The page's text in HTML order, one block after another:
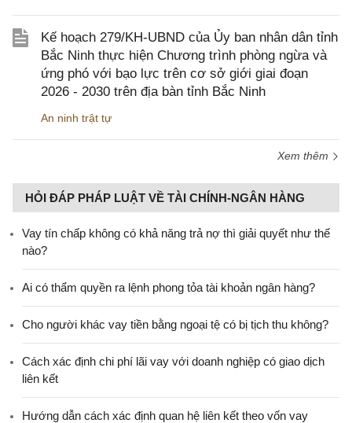
Kế hoạch 279/KH-UBND của Ủy ban nhân dân tỉnh
Bắc Ninh thực hiện Chương trình phòng ngừa và
ứng phó với bạo lực trên cơ sở giới giai đoạn
2026 - 2030 trên địa bàn tỉnh Bắc Ninh
An ninh trật tự
Xem thêm
HỎI ĐÁP PHÁP LUẬT VỀ TÀI CHÍNH-NGÂN HÀNG
Vay tín chấp không có khả năng trả nợ thì giải quyết như thế
nào?
Ai có thẩm quyền ra lệnh phong tỏa tài khoản ngân hàng?
Cho người khác vay tiền bằng ngoại tệ có bị tịch thu không?
Cách xác định chi phí lãi vay với doanh nghiệp có giao dịch
liên kết
Hướng dẫn cách xác định quan hệ liên kết theo vốn vay